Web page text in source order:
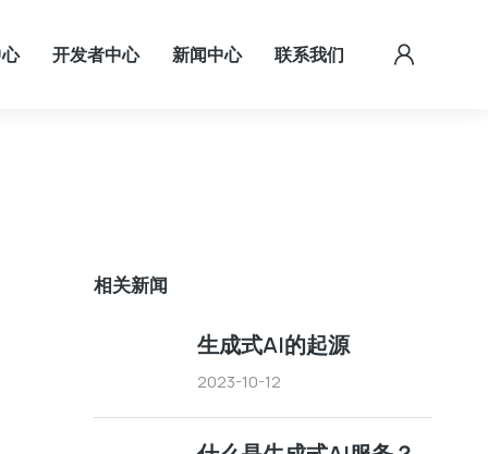
开发者中心 新闻中心 联系我们
相关新闻
生成式AI的起源
2023-10-12